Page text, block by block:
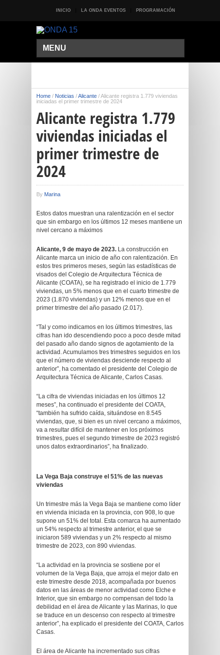
INICIO LA ONDA EVENTOS PROGRAMACIÓN
MENU
Home / Noticias /Alicante /Alicante registra 1.779 viviendas
iniciadas el primer trimestre de 2024
Alicante registra 1.779
viviendas iniciadas el
primer trimestre de
2024
By Marina
Estos datos muestran una ralentización en el sector
que sin embargo en los últimos 12 meses mantiene un
nivel cercano a máximos
Alicante, 9 de mayo de 2023. La construcción en
Alicante marca un inicio de año con ralentización. En
estos tres primeros meses, según las estadísticas de
visados del Colegio de Arquitectura Técnica de
Alicante (COATA), se ha registrado el inicio de 1.779
viviendas, un 5% menos que en el cuarto trimestre de
2023 (1.870 viviendas) y un 12% menos que en el
primer trimestre del año pasado (2.017).
“Tal y como indicamos en los últimos trimestres, las
cifras han ido descendiendo poco a poco desde mitad
del pasado año dando signos de agotamiento de la
actividad. Acumulamos tres trimestres seguidos en los
que el número de viviendas desciende respecto al
anterior”, ha comentado el presidente del Colegio de
Arquitectura Técnica de Alicante, Carlos Casas.
“La cifra de viviendas iniciadas en los últimos 12
meses”, ha continuado el presidente del COATA,
“también ha sufrido caída, situándose en 8.545
viviendas, que, si bien es un nivel cercano a máximos,
va a resultar difícil de mantener en los próximos
trimestres, pues el segundo trimestre de 2023 registró
unos datos extraordinarios”, ha finalizado.
La Vega Baja construye el 51% de las nuevas
viviendas
Un trimestre más la Vega Baja se mantiene como líder
en vivienda iniciada en la provincia, con 908, lo que
supone un 51% del total. Esta comarca ha aumentado
un 54% respecto al trimestre anterior, el que se
iniciaron 589 viviendas y un 2% respecto al mismo
trimestre de 2023, con 890 viviendas.
“La actividad en la provincia se sostiene por el
volumen de la Vega Baja, que arroja el mejor dato en
este trimestre desde 2018, acompañada por buenos
datos en las áreas de menor actividad como Elche e
Interior, que sin embargo no compensan del todo la
debilidad en el área de Alicante y las Marinas, lo que
se traduce en un descenso con respecto al trimestre
anterior”, ha explicado el presidente del COATA, Carlos
Casas.
El área de Alicante ha incrementado sus cifras